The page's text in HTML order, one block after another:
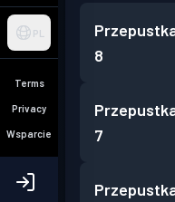
PL
Terms
Privacy
Wsparcie
8
7